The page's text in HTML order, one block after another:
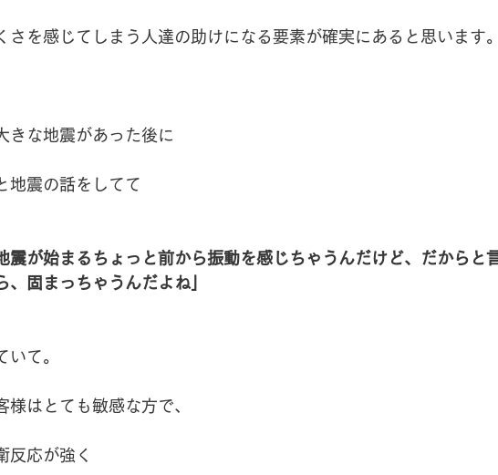
さを感じてしまう人達の助けになる要素が確実にあると思います。
きな地震があった後に
地震の話をしてて
震が始まるちょっと前から振動を感じちゃうんだけど、だからと
、固まっちゃうんだよね」
いて。
様はとても敏感な方で、
反応が強く